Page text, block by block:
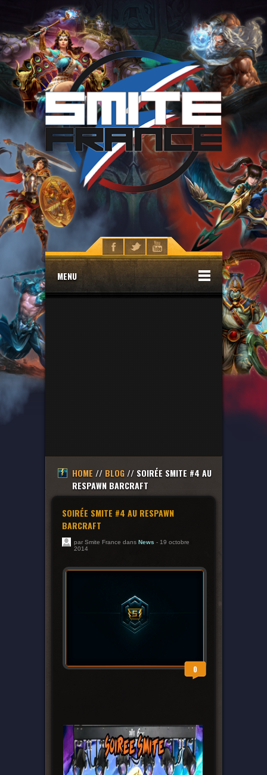
MENU
HOME // BLOG// SOIRÉE SMITE #4 AU
RESPAWN BARCRAFT
SOIRÉE SMITE #4 AU RESPAWN
BARCRAFT
par Smite France dans News - 19 octobre
2014
0